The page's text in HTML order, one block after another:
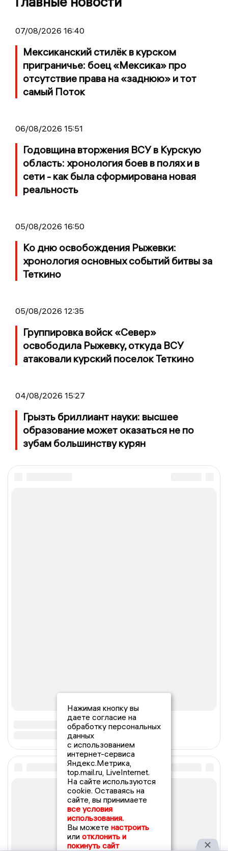
07/08/2026 16:40
Мексиканский стилёк в курском
приграничье: боец «Мексика» про
отсутствие права на «заднюю» и тот
самый Поток
06/08/2026 15:51
Годовщина вторжения ВСУ в Курскую
область: хронология боев в полях и в
сети - как была сформирована новая
реальность
05/08/2026 16:50
Ко дню освобождения Рыжевки:
хронология основных событий битвы за
Теткино
05/08/2026 12:35
Группировка войск «Север»
освободила Рыжевку, откуда ВСУ
атаковали курский поселок Теткино
04/08/2026 15:27
Грызть бриллиант науки: высшее
образование может оказаться не по
зубам большинству курян
Нажимая кнопку вы
даете согласие на
обработку персональных
данных
с использованием
интернет-сервиса
Яндекс.Метрика,
top.mail.ru, LiveInternet.
На сайте используются
cookie. Оставаясь на
сайте, вы принимаете
все условия
использования.
Вы можете настроить
или отклонить и
покинуть сайт